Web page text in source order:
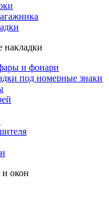
накладки
и фонари
под номерные знаки
окон